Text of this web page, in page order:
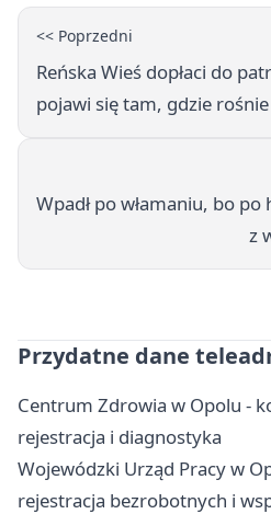
<< Poprzedni
Reńska Wieś dopłaci do
pojawi się tam, gdzie
Wpadł po włamaniu, bo po
z
Przydatne dane
Centrum Zdrowia w Opolu -
rejestracja i diagnostyka
Wojewódzki Urząd Pracy w
rejestracja bezrobotnych i